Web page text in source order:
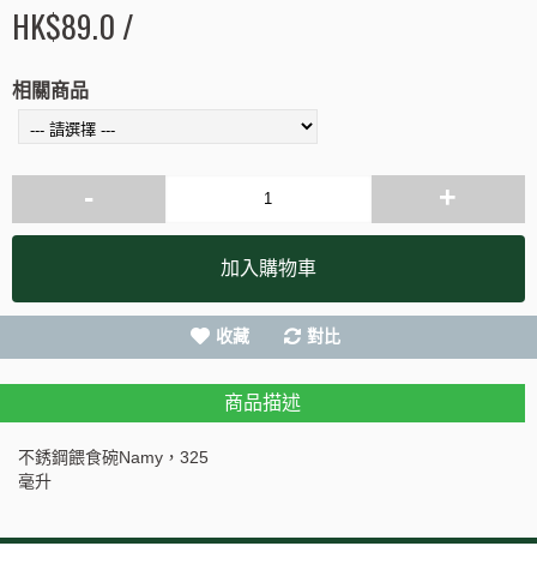
HK$89.0 /
相關商品
- +
加入購物車
收藏 對比
商品描述
不銹鋼餵食碗Namy ， 325
毫升